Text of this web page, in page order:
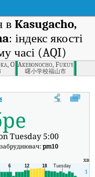
в Kasugacho,
: індекс якості
часі (AQI)
Okayama
Akebonocho, Fukuyama,
曙小学校福山市
Індекс якості
Tuesday 5:00
pm10
хв
1